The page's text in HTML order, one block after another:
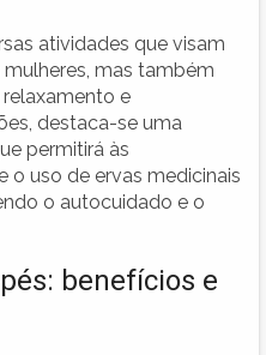
atividades que visam
mas também
e
destaca-se uma
permitirá às
o uso de ervas medicinais
o autocuidado e o
benefícios e